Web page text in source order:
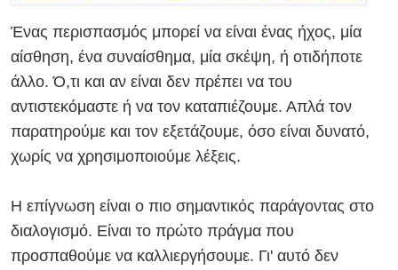
Ένας περισπασμός μπορεί να είναι ένας ήχος, μία
αίσθηση, ένα συναίσθημα, μία σκέψη, ή οτιδήποτε
άλλο. Ό,τι και αν είναι δεν πρέπει να του
αντιστεκόμαστε ή να τον καταπιέζουμε. Απλά τον
παρατηρούμε και τον εξετάζουμε, όσο είναι δυνατό,
χωρίς να χρησιμοποιούμε λέξεις.
Η επίγνωση είναι ο πιο σημαντικός παράγοντας στο
διαλογισμό. Είναι το πρώτο πράγμα που
προσπαθούμε να καλλιεργήσουμε. Γι' αυτό δεν